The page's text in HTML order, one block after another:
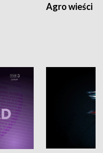
Agro wieści